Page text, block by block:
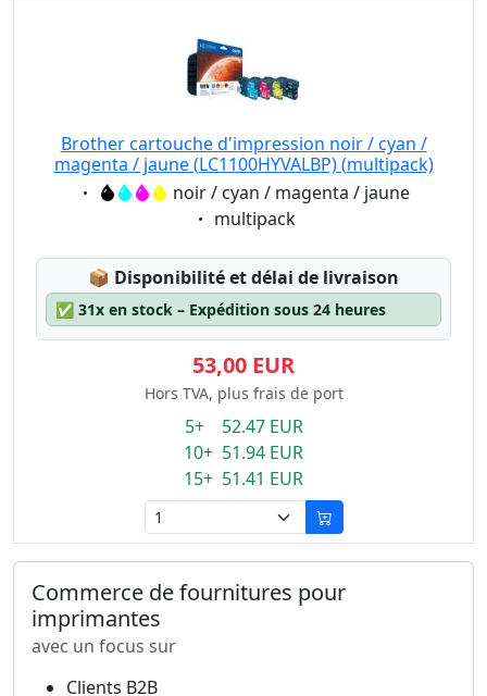
Brother cartouche d'impression noir / cyan /
magenta / jaune (LC1100HYVALBP) (multipack)
Eigenschaft:noir / cyan / magenta / jaune
Eigenschaft:
multipack
📦 Lagerstatus:
Disponibilité et délai de livraison
✅ 31x en stock – Expédition sous 24 heures
53,00 EUR
Hors TVA, plus frais de port
5+ 52.47 EUR
10+ 51.94 EUR
15+ 51.41 EUR
Commerce de fournitures pour
imprimantes
avec un focus sur
Clients B2B